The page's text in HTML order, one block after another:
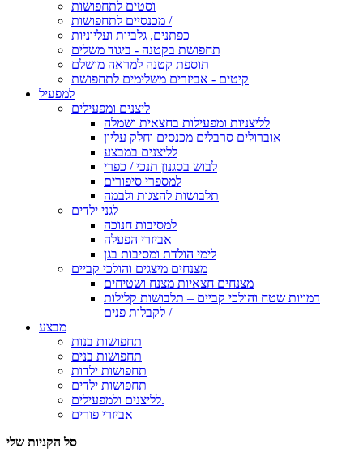
וסטים לתחפושות
מכנסיים לתחפושות /
כפתנים, גלביות ועליוניות
תחפושת בקטנה - ביגוד משלים
תוספת קטנה למראה מושלם
קיטים - אביזרים משלימים לתחפושת
למפעיל
ליצנים ומפעילים
לליצניות ומפעילות בחצאית ושמלה
אוברולים סרבלים מכנסים וחלק עליון
לליצנים במבצע
לבוש בסגנון תנכי / כפרי
למספרי סיפורים
תלבושות להצגות ולבמה
לגני ילדים
למסיבות חנוכה
אביזרי הפעלה
לימי הולדת ומסיבות בגן
מצנחים מיצגים והולכי קביים
מצנחים חצאיות מצנח ושטיחים
דמויות שטח והולכי קביים – תלבושות קלילות
לקבלות פנים /
מבצע
תחפושות בנות
תחפושות בנים
תחפושות ילדות
תחפושות ילדים
לליצנים ולמפעילים.
אביזרי פורים
סל הקניות שלי